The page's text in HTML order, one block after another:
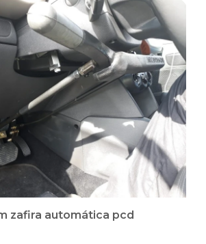
zafira automática pcd